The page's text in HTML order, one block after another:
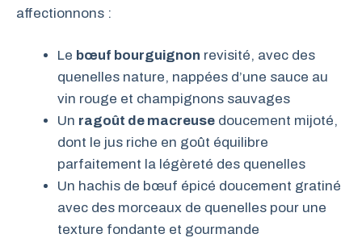
affectionnons :
Le bœuf bourguignon revisité, avec des
quenelles nature, nappées d’une sauce au
vin rouge et champignons sauvages
Un ragoût de macreuse doucement mijoté,
dont le jus riche en goût équilibre
parfaitement la légèreté des quenelles
Un hachis de bœuf épicé doucement gratiné
avec des morceaux de quenelles pour une
texture fondante et gourmande